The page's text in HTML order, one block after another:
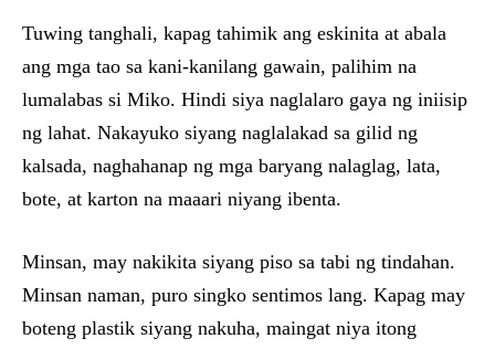
Tuwing tanghali, kapag tahimik ang eskinita at abala
ang mga tao sa kani-kanilang gawain, palihim na
lumalabas si Miko. Hindi siya naglalaro gaya ng iniisip
ng lahat. Nakayuko siyang naglalakad sa gilid ng
kalsada, naghahanap ng mga baryang nalaglag, lata,
bote, at karton na maaari niyang ibenta.
Minsan, may nakikita siyang piso sa tabi ng tindahan.
Minsan naman, puro singko sentimos lang. Kapag may
boteng plastik siyang nakuha, maingat niya itong